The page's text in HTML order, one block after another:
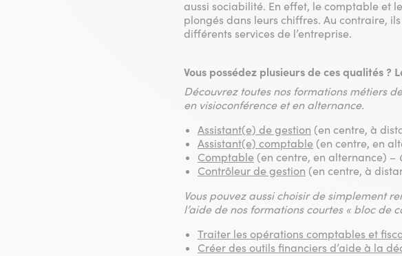
aussi sociabilité. En effet, le comptable et
plongés dans leurs chiffres. Au contraire,
différents services de l’entreprise.
Vous possédez plusieurs de ces qualités ?
Découvrez toutes nos formations métiers
en visioconférence et en alternance.
Assistant(e) de gestion (en centre, à
Assistant(e) comptable (en centre, en
Comptable (en centre, en alternance) –
Contrôleur de gestion (en centre, à
Vous pouvez aussi choisir de simplement
l’aide de nos formations courtes « bloc de
Traiter les opérations comptables et
Créer des outils financiers d’aide à la